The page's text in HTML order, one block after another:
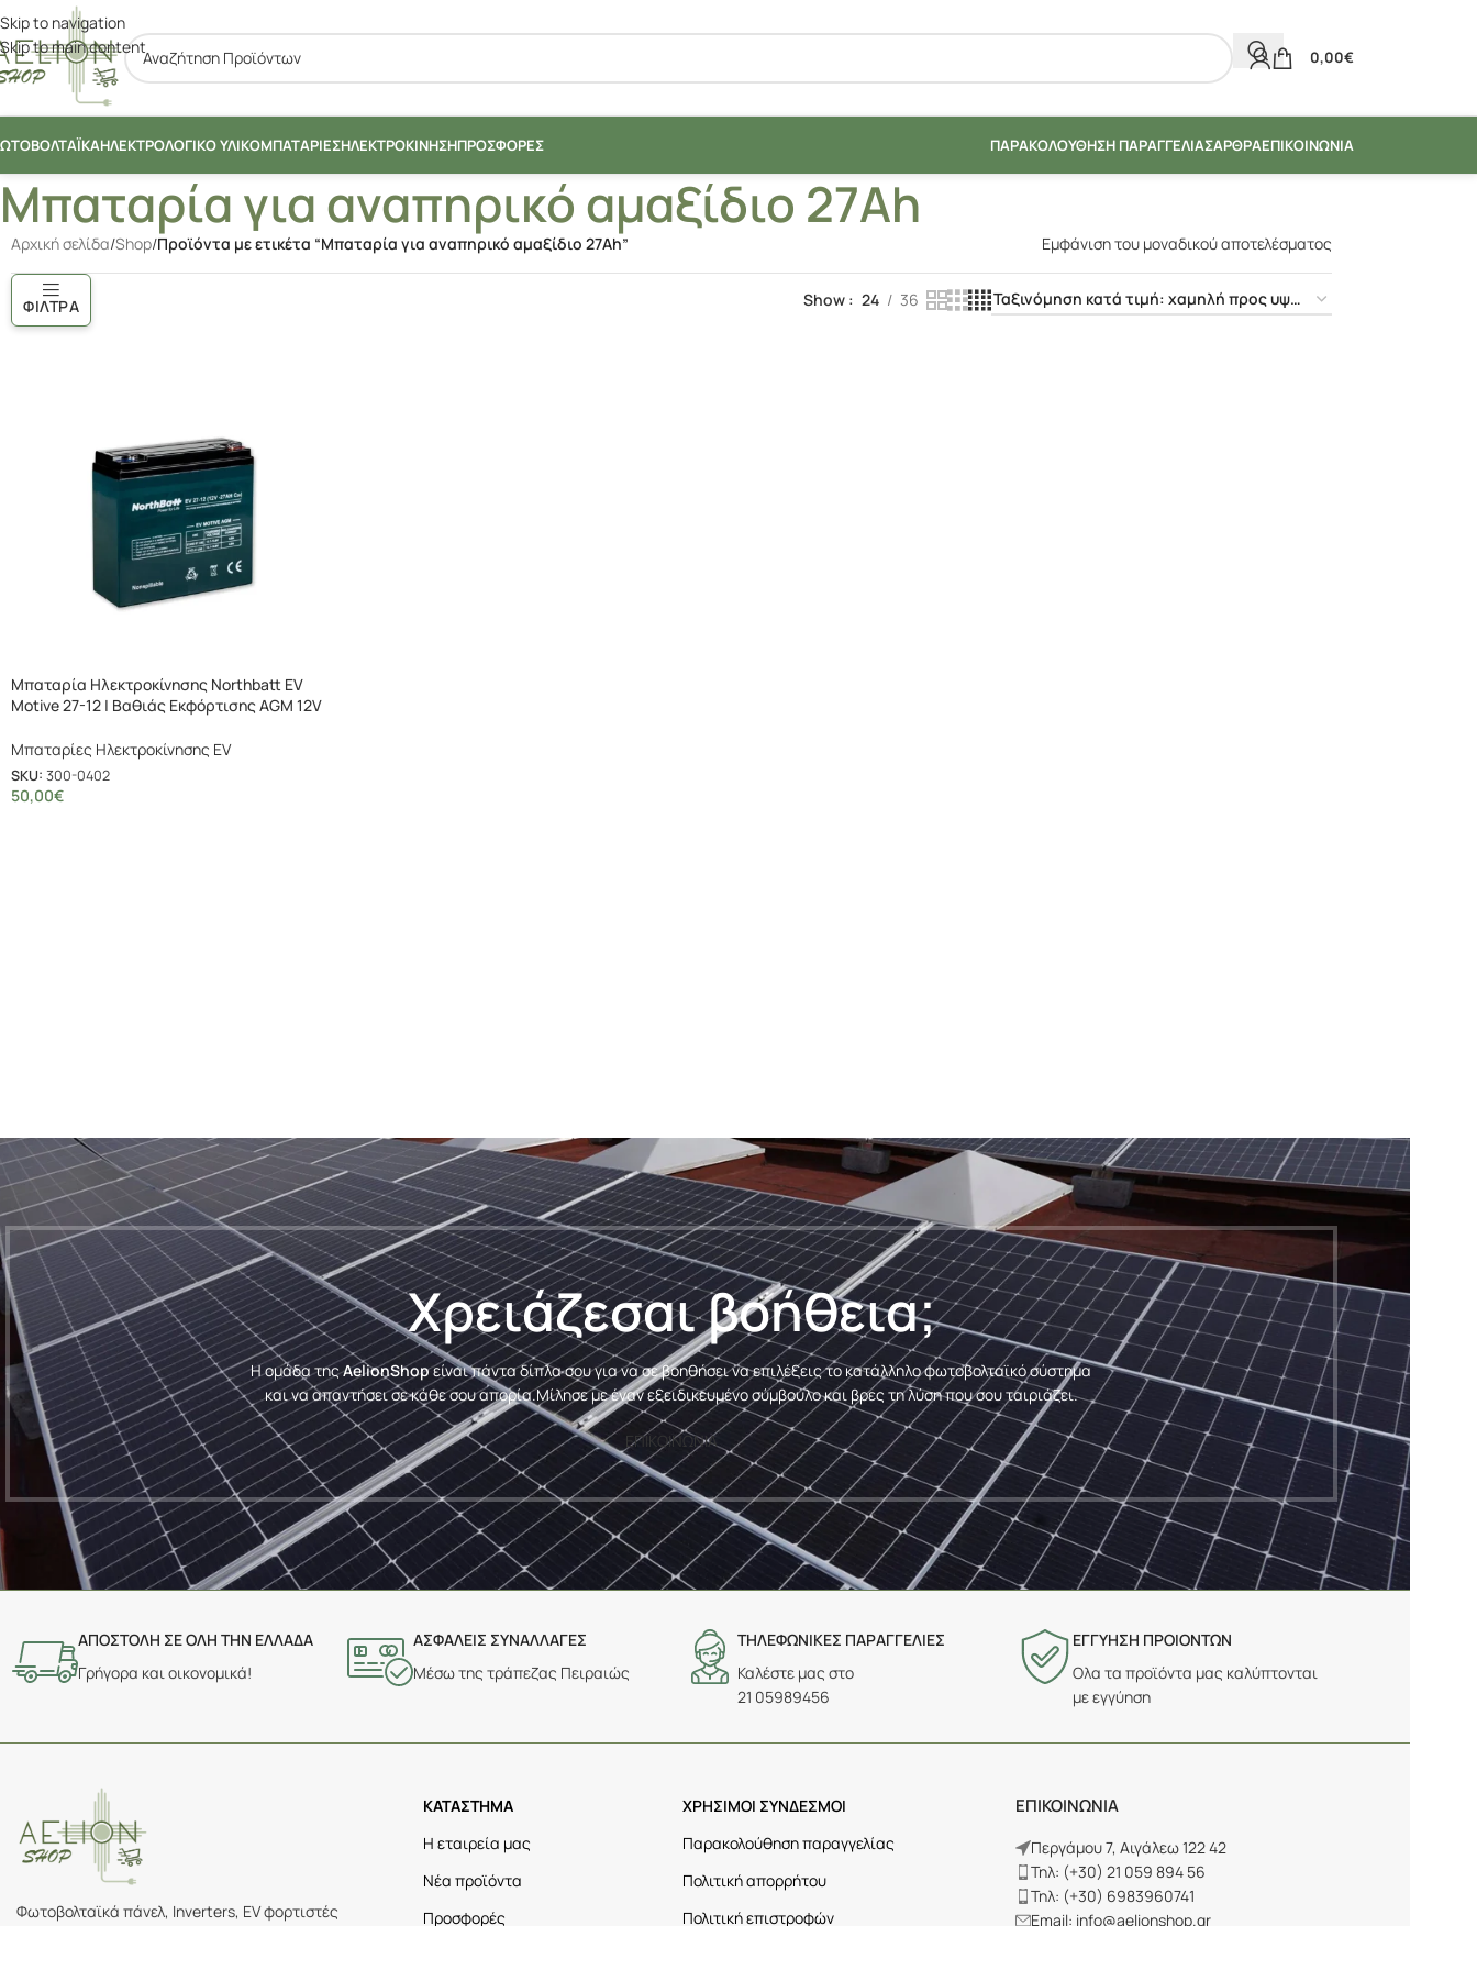
περιεχόμενο
Skip to navigation
Skip to main content
0,00€
ΗΛΕΚΤΡΟΛΟΓΙΚΌ ΥΛΙΚΌΜΠΑΤΑΡΊΕΣΗΛΕΚΤΡΟΚΊΝΗΣΗΠΡΟΣΦΟΡΈΣ ΠΑΡΑΚΟΛΟΎΘΗΣΗ ΠΑΡΑΓΓΕΛΊΑΣΆΡΘΡΑΕΠΙΚΟΙΝΩΝΊΑ
Μπαταρία για αναπηρικό αμαξίδιο 27Ah
Αρχική σελίδα/Shop/Προϊόντα με ετικέτα “Μπαταρία για αναπηρικό αμαξίδιο 27Ah” Εμφάνιση του μοναδικού αποτελέσματος
ΦΊΛΤΡΑ Show 24 36
Μπαταρία Ηλεκτροκίνησης Northbatt EV
Motive 27-12 | Βαθιάς Εκφόρτισης AGM 12V
Μπαταρίες Ηλεκτροκίνησης EV
SKU: 300-0402
50,00€
Χρειάζεσαι βοήθεια;
Η ομάδα τηςAelionShopείναι πάντα δίπλα σου για να σε βοηθήσει να επιλέξεις το κατάλληλο φωτοβολταϊκό σύστημα
και να απαντήσει σε κάθε σου απορία.Μίλησε με έναν εξειδικευμένο σύμβουλο και βρες τη λύση που σου ταιριάζει.
ΕΠΙΚΟΙΝΩΝΙΑ
ΑΠΟΣΤΟΛΗ ΣΕ ΟΛΗ ΤΗΝ ΕΛΛΑΔΑ
Γρήγορα και οικονομικά!
ΑΣΦΑΛΕΙΣ ΣΥΝΑΛΛΑΓΕΣ
Μέσω της τράπεζας Πειραιώς
ΤΗΛΕΦΩΝΙΚΕΣ ΠΑΡΑΓΓΕΛΙΕΣ
Καλέστε μας στο
21 05989456
ΕΓΓΥΗΣΗ ΠΡΟΙΟΝΤΩΝ
Ολα τα προϊόντα μας καλύπτονται
με εγγύηση
Φωτοβολταϊκά πάνελ, Inverters, EV φορτιστές
ΚΑΤΑΣΤΗΜΑ
Η εταιρεία μας
Νέα προϊόντα
Προσφορές
ΧΡΗΣΙΜΟΙ ΣΥΝΔΕΣΜΟΙ
Παρακολούθηση παραγγελίας
Πολιτική απορρήτου
Πολιτική επιστροφών
ΕΠΙΚΟΙΝΩΝΙΑ
Περγάμου 7, Αιγάλεω 122 42
Τηλ: (+30) 21 059 894 56
Τηλ: (+30) 6983960741
Email: info@aelionshop.gr